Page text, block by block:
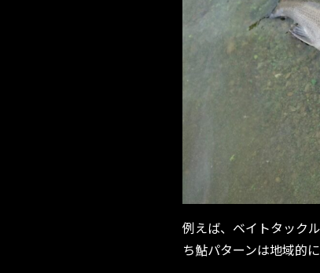
例えば、ベイトタック
ち鮎パターンは地域的